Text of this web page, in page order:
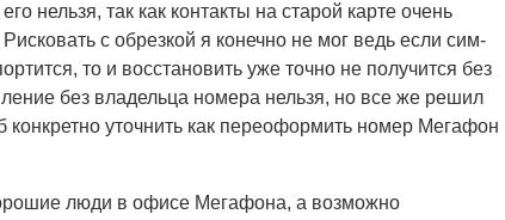
нельзя, так как контакты на старой карте очень
с обрезкой я конечно не мог ведь если сим-
то и восстановить уже точно не получится без
без владельца номера нельзя, но все же решил
уточнить как переоформить номер Мегафон
люди в офисе Мегафона, а возможно